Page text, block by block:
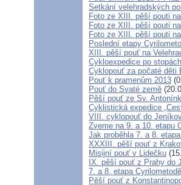
Setkání velehradských
Foto ze XIII. pěší pouti
Foto ze XIII. pěší pouti
Foto ze XIII. pěší pouti
Poslední etapy
XIII. pěší pouť na
Cykloexpedice po
Cyklopouť za počaté děti
Pouť k pramenům 2013
Pouť do Svaté země
Pěší pouť ze Sv.
Cyklistická expedice
VIII. cyklopouť do
Zveme na 9. a 10. etapu
Jak proběhla 7. a 8.
XXXIII. pěší pouť z
Misijní pouť v Lidečku
IX. pěší pouť z Prahy do
7. a 8. etapa
Pěší pouť z